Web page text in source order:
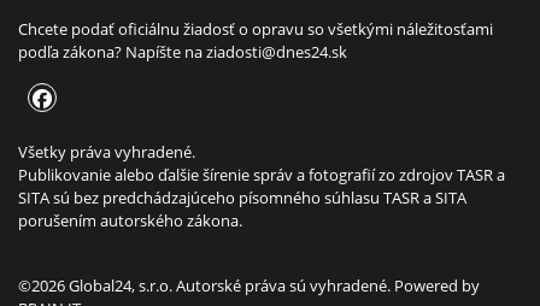
Chcete podať oficiálnu žiadosť o opravu so všetkými náležitosťami
podľa zákona? Napíšte naziadosti@dnes24.sk
Všetky práva vyhradené.
Publikovanie alebo ďalšie šírenie správ a fotografií zo zdrojov TASR a
SITA sú bez predchádzajúceho písomného súhlasu TASR a SITA
porušením autorského zákona.
©2026 Global24, s.r.o. Autorské práva sú vyhradené. Powered by